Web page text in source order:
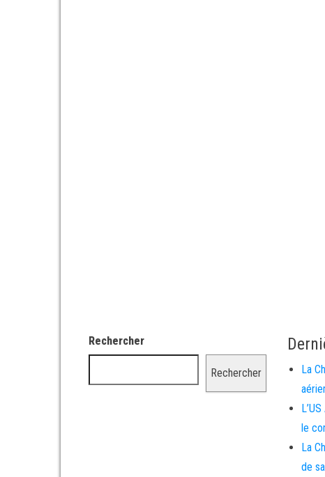
Rechercher
Rechercher
La
le
La
de